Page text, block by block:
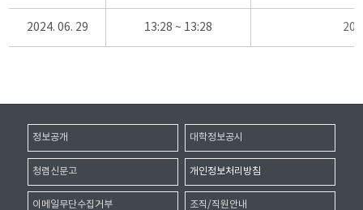
2024. 06. 29 13:28 ~ 13:28
정보공개 대학정보공시
청렴신문고 개인정보처리방침
이메일무단수집거부 조직/직원안내